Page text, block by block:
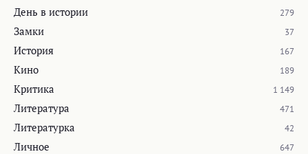
День в истории 279
Замки 37
История 167
Кино 189
Критика 1 149
Литература 471
Литературка 42
Личное 647